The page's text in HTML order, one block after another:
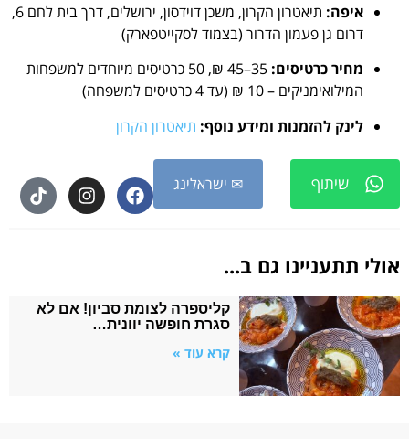
איפה:
תיאטרון הקרון, משכן דוידסון, ירושלים, דרך בית לחם 6,
דרום גן פעמון הדרור (בצמוד לסקייטפארק)
מחיר כרטיסים:
35–45 ₪, 50 כרטיסים מיוחדים למשפחות
המילואימניקים – 10 ₪ (עד 4 כרטיסים למשפחה)
לינק להזמנות ומידע נוסף: תיאטרון הקרון
שיתוף ✉ ישראלינג
אולי תתעניינו גם ב...
קליספרה לצומת סביון! אם לא
סגרת חופשה יוונית…
קרא עוד »